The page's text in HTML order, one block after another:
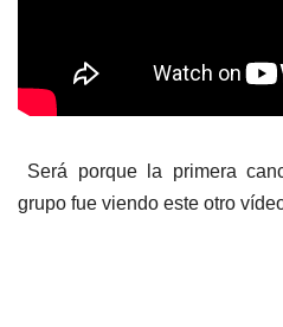
Será porque la primera
grupo fue viendo este otro